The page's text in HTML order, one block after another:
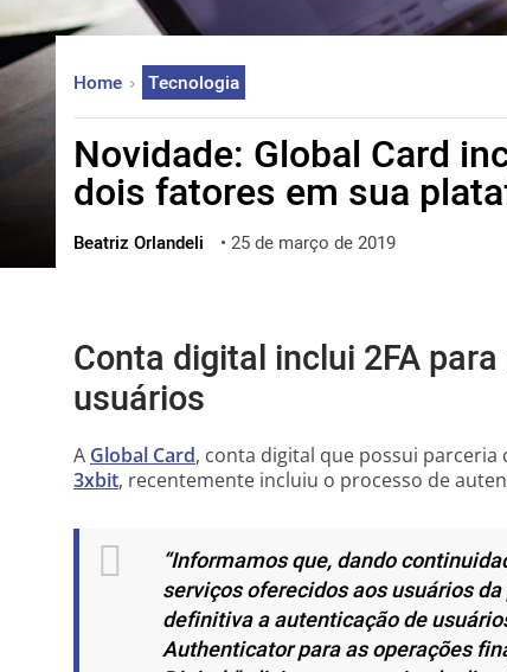
中文
한국어
العربية
ไทย
ქართული
Home Tecnologia
Novidade: Global Card
dois fatores em sua
Beatriz Orlandeli • 25 de março de 2019
Conta digital inclui 2FA
usuários
A Global Card, conta digital que possui parceria
3xbit, recentemente incluiu o processo de
“Informamos que, dando
serviços oferecidos aos usuários
definitiva a autenticação de
Authenticator para as operações